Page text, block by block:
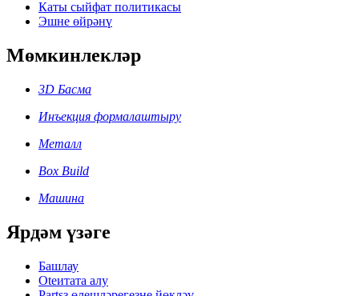
Каты сыйфат политикасы
Эшне өйрәнү
Мөмкинлекләр
3D Басма
Инъекция формалаштыру
Металл
Box Build
Машина
Ярдәм үзәге
Башлау
Oteитата алу